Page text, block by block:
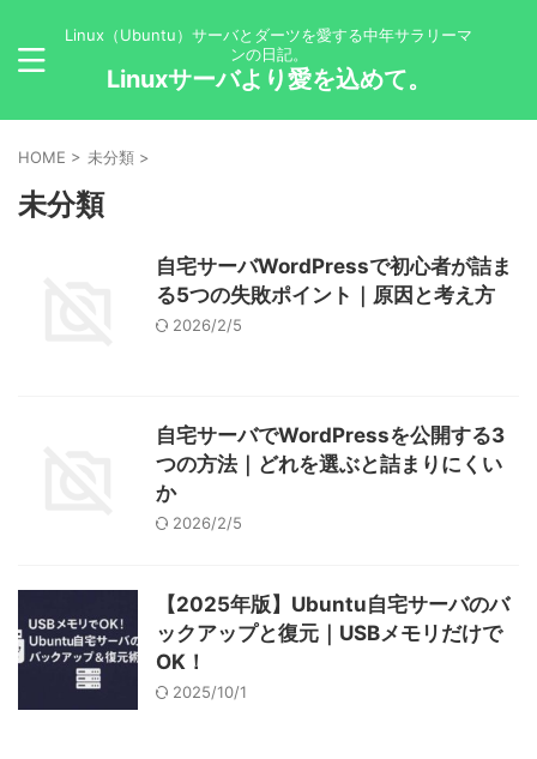
Linux（Ubuntu）サーバとダーツを愛する中年サラリーマ
ンの日記。
Linuxサーバより愛を込めて。
HOME > 未分類 >
未分類
自宅サーバWordPressで初心者が詰ま
る5つの失敗ポイント｜原因と考え方
2026/2/5
自宅サーバでWordPressを公開する3
つの方法｜どれを選ぶと詰まりにくい
か
2026/2/5
【2025年版】Ubuntu自宅サーバのバ
ックアップと復元｜USBメモリだけで
OK！
2025/10/1